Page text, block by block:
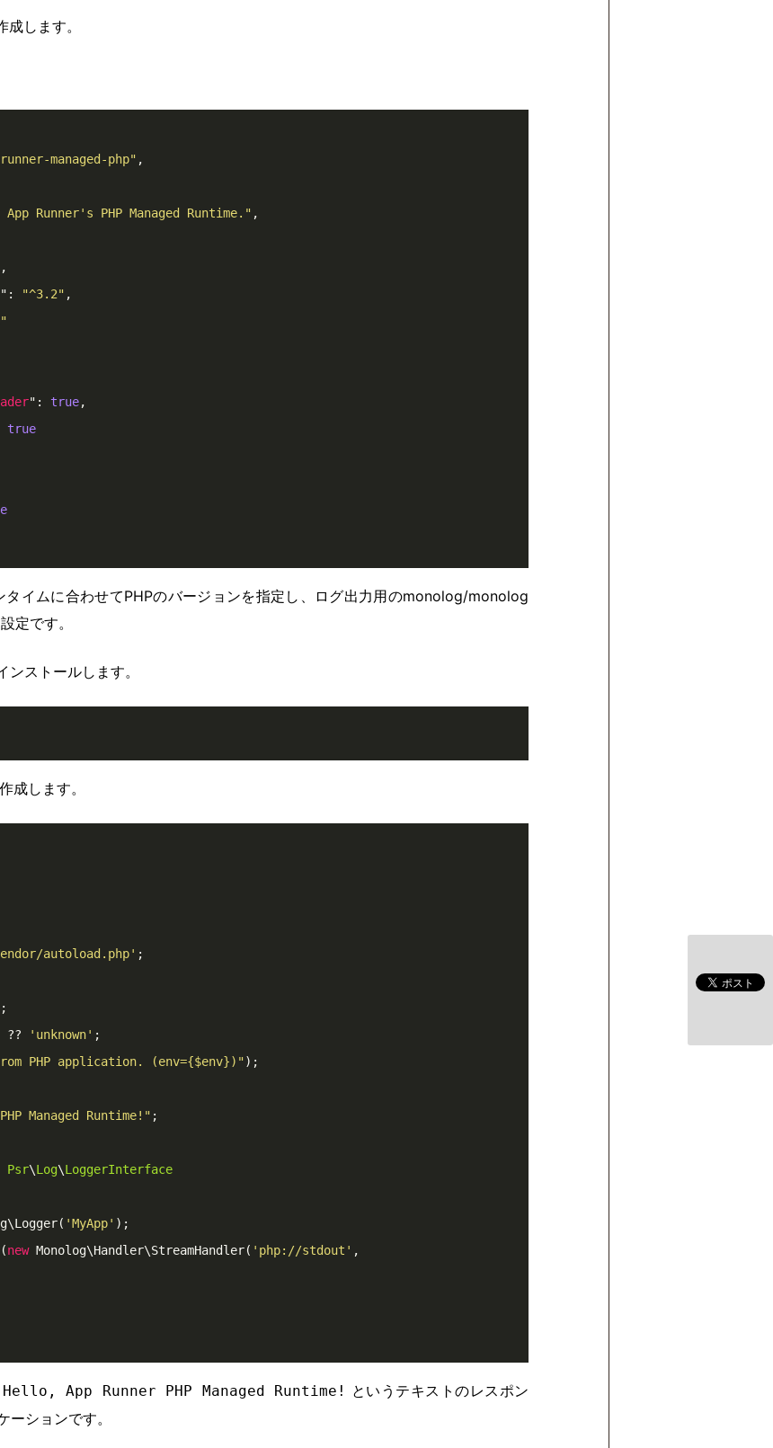
します。
managed-php" ,
Runner's PHP Managed Runtime." ,
,
": "^3.2" ,
": true,
true
タイムに合わせてPHPのバージョンを指定し、ログ出力用のmonolog/monolog
定です。
ストールします。
します。
autoload.php' ;
;
?? 'unknown' ;
PHP application. (env={$env})") ;
Managed Runtime!" ;
Psr\Log\L oggerInterface
L ogger( 'MyApp' ) ;
new Monolog\Handler\StreamHandler( 'php://stdout' ,
Hello, App Runner PHP Managed Runtime!
というテキストのレスポン
ーションです。